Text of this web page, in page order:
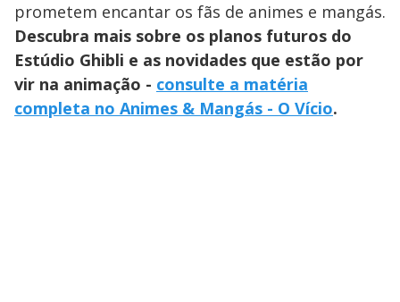
prometem encantar os fãs de animes e mangás.
Descubra mais sobre os planos futuros do
Estúdio Ghibli e as novidades que estão por
vir na animação - consulte a matéria
completa no Animes & Mangás - O Vício.